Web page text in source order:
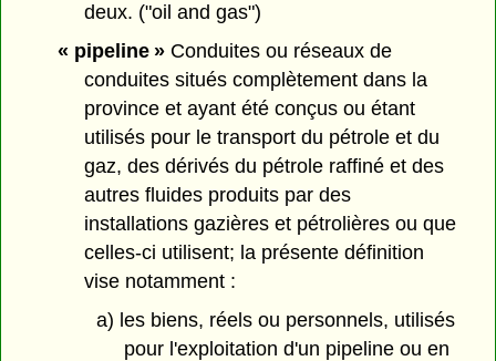
deux. ("oil and gas")
« pipeline »Conduites ou réseaux de
conduites situés complètement dans la
province et ayant été conçus ou étant
utilisés pour le transport du pétrole et du
gaz, des dérivés du pétrole raffiné et des
autres fluides produits par des
installations gazières et pétrolières ou que
celles-ci utilisent; la présente définition
vise notamment :
a) les biens, réels ou personnels, utilisés
pour l'exploitation d'un pipeline ou en